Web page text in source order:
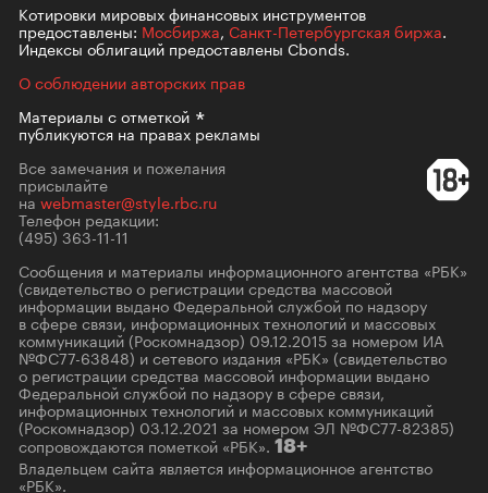
Котировки мировых финансовых инструментов
предоставлены: Мосбиржа, Санкт-Петербургская биржа.
Индексы облигаций предоставлены Cbonds.
О соблюдении авторских прав
Материалы сотметкой
публикуются на правах рекламы
Все замечания и пожелания
присылайте
на webmaster@style.rbc.ru
Телефон редакции:
(495) 363-11-11
Сообщения и материалы информационного агентства «РБК»
(свидетельство о регистрации средства массовой
информации выдано Федеральной службой по надзору
в сфере связи, информационных технологий и массовых
коммуникаций (Роскомнадзор) 09.12.2015 за номером ИА
№ФС77-63848) и сетевого издания «РБК» (свидетельство
о регистрации средства массовой информации выдано
Федеральной службой по надзору в сфере связи,
информационных технологий и массовых коммуникаций
(Роскомнадзор) 03.12.2021 за номером ЭЛ №ФС77-82385)
сопровождаются пометкой «РБК». 18+
Владельцем сайта является информационное агентство
«РБК».